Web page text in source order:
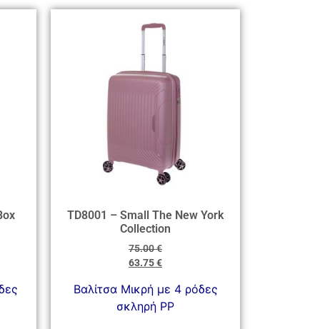
TD8001 – Small The New York
Collection
75.00€
63.75€
Βαλίτσα Mικρή με 4 ρόδες
σκληρή PP